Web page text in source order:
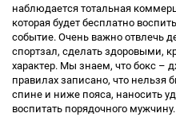
наблюдается тотальная
которая будет бесплатно
событие. Очень важно отвлечь
спортзал, сделать здоровыми,
характер. Мы знаем, что бокс –
правилах записано, что нельзя
спине и ниже пояса, наносить
воспитать порядочного мужчину.